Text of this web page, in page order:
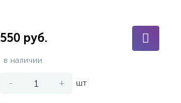
550 руб.
в наличии
- + шт